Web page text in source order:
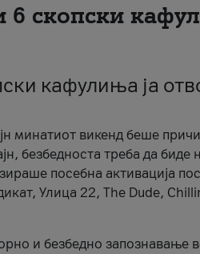
6 скопски
кафулиња ја
минатиот викенд беше
безбедноста треба да биде
посебна активација
Улица 22, The Dude,
и безбедно запознавање